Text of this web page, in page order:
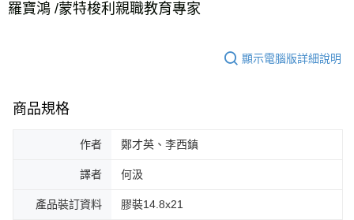
羅寶鴻 /蒙特梭利親職教育專家
顯示電腦版詳細說明
商品規格
作者 鄭才英、李西鎮
譯者 何汲
產品裝訂資料 膠裝14.8x21